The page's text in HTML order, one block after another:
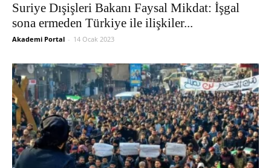
Suriye Dışişleri Bakanı Faysal Mikdat: İşgal
sona ermeden Türkiye ile ilişkiler...
Akademi Portal - 14 Ocak 2023